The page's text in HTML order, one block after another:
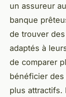
un assureur
banque
de trouver
adaptés à
de comparer
bénéficier
plus attractifs.